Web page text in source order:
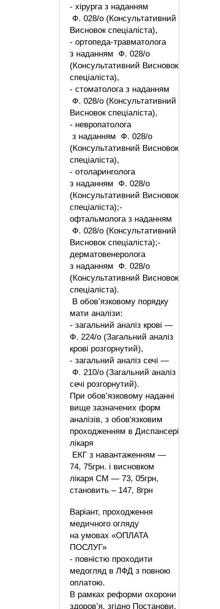
- хірурга з наданням
Ф. 028/о (Консультативний
Висновок спеціаліста),
- ортопеда-травматолога
з наданням Ф. 028/о
(Консультативний Висновок
спеціаліста),
- стоматолога з наданням
Ф. 028/о (Консультативний
Висновок спеціаліста),
- невропатолога
з наданням Ф. 028/о
(Консультативний Висновок
спеціаліста),
- отоларинголога
з наданням Ф. 028/о
(Консультативний Висновок
спеціаліста);-
офтальмолога з наданням
Ф. 028/о (Консультативний
Висновок спеціаліста);-
дерматовенеролога
з наданням Ф. 028/о
(Консультативний Висновок
спеціаліста).
В обов’язковому порядку
мати аналізи:
- загальний аналіз крові —
Ф. 224/о (Загальний аналіз
крові розгорнутий),
- загальний аналіз сечі —
Ф. 210/о (Загальний аналіз
сечі розгорнутий).
При обов’язковому наданні
вище зазначених форм
аналізів, з обов'язковим
проходженням в Диспансері
лікаря
ЕКГ з навантаженням —
74, 75грн. і висновком
лікаря СМ — 73, 05грн,
становить – 147, 8грн
Варіант, проходження
медичного огляду
на умовах «ОПЛАТА
ПОСЛУГ»
- повністю проходити
медогляд в ЛФД з повною
оплатою.
В рамках реформи охорони
здоров’я, згідно Постанови,